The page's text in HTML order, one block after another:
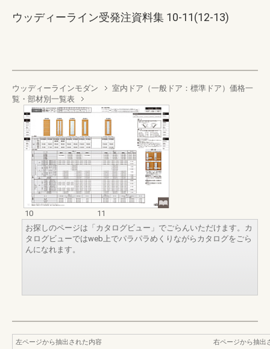
ウッディーライン受発注資料集 10-11(12-13)
ウッディーラインモダン
室内ドア（一般ドア：標準ドア）価格一
覧・部材別一覧表
10
11
お探しのページは「カタログビュー」でごらんいただけます。カ
タログビューではweb上でパラパラめくりながらカタログをごら
んになれます。
左ページから抽出された内容
右ページから抽出